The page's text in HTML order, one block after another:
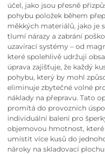
účel, jako jsou přesně
pohybu položek během
měkkých materiálů, jako je
tlumí nárazy a zabrání
uzavírací systémy – od
které spolehlivě udržují
úprava zajišťuje, že každý
pohybu, který by mohl
eliminuje zbytečné volné
náklady na přepravu. Tato
promítá do provozních
individuální balení pro
objemovou hmotnost,
umístit více kusů do
nároky na skladovací